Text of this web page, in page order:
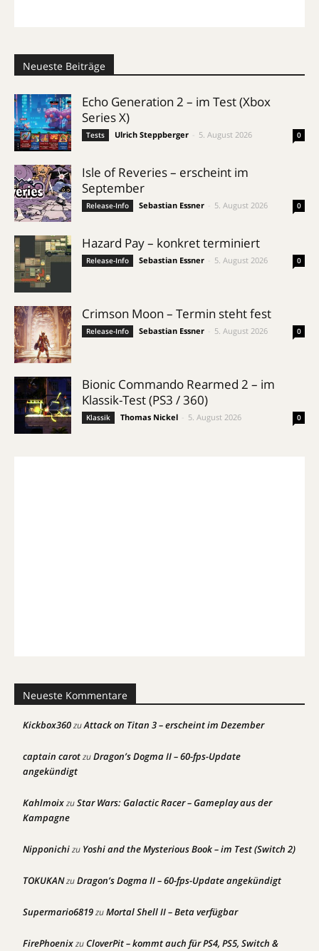
Neueste Beiträge
Echo Generation 2 – im Test (Xbox
Series X)
Tests Ulrich Steppberger 5. August 2026 0
Isle of Reveries – erscheint im
September
Release-Info Sebastian Essner 5. August 2026 0
Hazard Pay – konkret terminiert
Release-Info Sebastian Essner 5. August 2026 0
Crimson Moon – Termin steht fest
Release-Info Sebastian Essner 5. August 2026 0
Bionic Commando Rearmed 2 – im
Klassik-Test (PS3 / 360)
Klassik Thomas Nickel 5. August 2026 0
Neueste Kommentare
Kickbox360zuAttack on Titan 3 – erscheint im Dezember
captain carotzuDragon’s Dogma II – 60-fps-Update
angekündigt
KahlmoixzuStar Wars: Galactic Racer – Gameplay aus der
Kampagne
Nipponichizu Yoshi and the Mysterious Book – im Test (Switch 2)
TOKUKANzuDragon’s Dogma II – 60-fps-Update angekündigt
Supermario6819zuMortal Shell II – Beta verfügbar
FirePhoenixzuCloverPit – kommt auch für PS4, PS5, Switch &